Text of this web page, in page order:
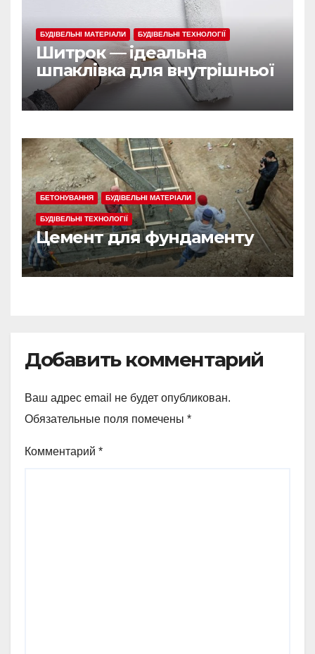
БУДІВЕЛЬНІ МАТЕРІАЛИ БУДІВЕЛЬНІ ТЕХНОЛОГІЇ
Шитрок — ідеальна
шпаклівка для внутрішньої
обробки
БЕТОНУВАННЯ БУДІВЕЛЬНІ МАТЕРІАЛИ
БУДІВЕЛЬНІ ТЕХНОЛОГІЇ
Цемент для фундаменту
Добавить комментарий
Ваш адрес email не будет опубликован.
Обязательные поля помечены *
Комментарий *